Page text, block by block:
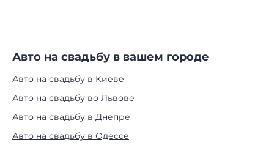
Авто на свадьбу в вашем городе
Авто на свадьбу в Киеве
Авто на свадьбу во Львове
Авто на свадьбу в Днепре
Авто на свадьбу в Одессе